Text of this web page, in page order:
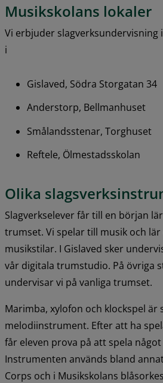
Musikskolans lokaler
Vi erbjuder slagverksundervisning
i
Gislaved, Södra Storgatan 34
Anderstorp, Bellmanhuset
Smålandsstenar, Torghuset
Reftele, Ölmestadsskolan
Olika
Slagverkselever får till en början
trumset. Vi spelar till musik och
musikstilar. I Gislaved sker
vår digitala trumstudio. På övriga
undervisar vi på vanliga trumset.
Marimba, xylofon och klockspel är
melodiinstrument. Efter att ha
får eleven prova på att spela
Instrumenten används bland
Corps och i Musikskolans